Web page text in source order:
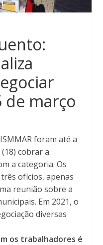
de março
foram até a
cobrar a
a categoria. Os
ofícios, apenas
reunião sobre a
Em 2021, o
diversas
os trabalhadores é